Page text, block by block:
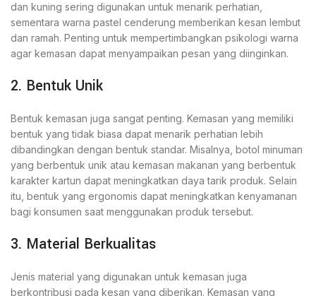
dan kuning sering digunakan untuk menarik perhatian,
sementara warna pastel cenderung memberikan kesan lembut
dan ramah. Penting untuk mempertimbangkan psikologi warna
agar kemasan dapat menyampaikan pesan yang diinginkan.
2. Bentuk Unik
Bentuk kemasan juga sangat penting. Kemasan yang memiliki
bentuk yang tidak biasa dapat menarik perhatian lebih
dibandingkan dengan bentuk standar. Misalnya, botol minuman
yang berbentuk unik atau kemasan makanan yang berbentuk
karakter kartun dapat meningkatkan daya tarik produk. Selain
itu, bentuk yang ergonomis dapat meningkatkan kenyamanan
bagi konsumen saat menggunakan produk tersebut.
3. Material Berkualitas
Jenis material yang digunakan untuk kemasan juga
berkontribusi pada kesan yang diberikan. Kemasan yang